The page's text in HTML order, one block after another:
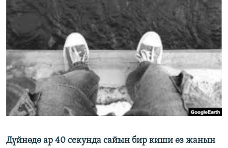
ЭЖЕ-СИҢДИЛЕР
АЗАТТЫК+
ЫҢГАЙСЫЗ СУРООЛОР
Русский
ОНЛАЙН ШЕРИНЕ
ЭЕ/АРнун бардык сайттары
Дүйнөдө ар 40 секунда сайын бир киши өз жанын